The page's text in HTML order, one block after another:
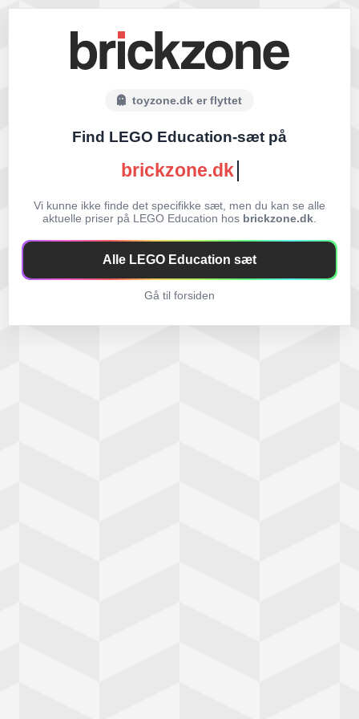
toyzone.dk er flyttet
Find LEGO Education-sæt på
brickzone.dk
Vi kunne ikke finde det specifikke sæt, men du kan se alle
aktuelle priser på LEGO Education hos brickzone.dk
Alle LEGO Education sæt
Gå til forsiden